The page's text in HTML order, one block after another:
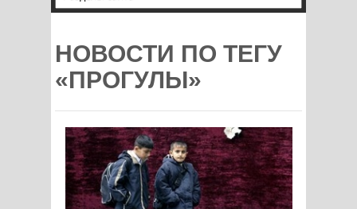
НОВОСТИ ПО ТЕГУ
«ПРОГУЛЫ»